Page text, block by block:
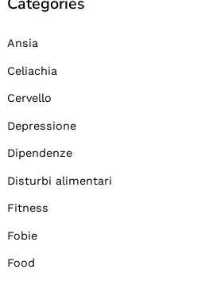
Ansia
Celiachia
Cervello
Depressione
Dipendenze
Disturbi alimentari
Fitness
Fobie
Food